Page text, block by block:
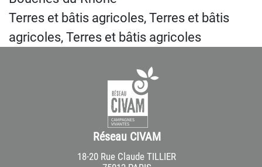
Terres et bâtis agricoles, Terres et bâtis
agricoles, Terres et bâtis agricoles
Réseau CIVAM
18-20 Rue Claude TILLIER